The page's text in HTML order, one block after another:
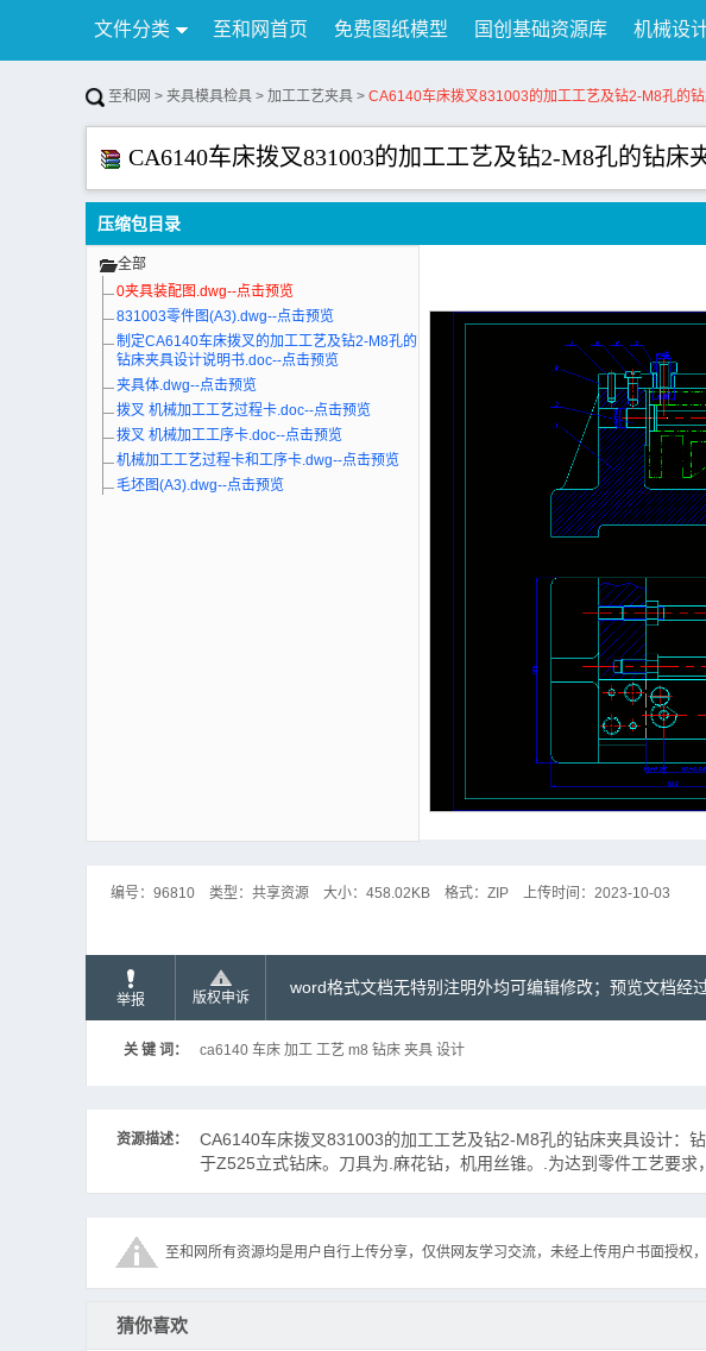
文件分类 至和网首页 免费图纸模型 国创基础资源库 机械设
行业资讯 公告 联系我们
至和网 > 夹具模具检具 > 加工工艺夹具 > CA6140车床拨叉831003的加工工艺及钻2-M8孔的
CA6140车床拨叉831003的加工工艺及钻2-M8孔的钻床
压缩包目录
全部
0夹具装配图.dwg--点击预览
831003零件图(A3).dwg--点击预览
制定CA6140车床拨叉的加工工艺及钻2-M8孔的
钻床夹具设计说明书.doc--点击预览
夹具体.dwg--点击预览
拨叉 机械加工工艺过程卡.doc--点击预览
拨叉 机械加工工序卡.doc--点击预览
机械加工工艺过程卡和工序卡.dwg--点击预览
毛坯图(A3).dwg--点击预览
编号： 96810 类型： 共享资源 大小： 458.02KB 格式： ZIP 上传时间： 2023-10-03
举报 版权申诉
word格式文档无特别注明外均可编辑修改；预览文档经
关 键 词： ca6140 车床 加工 工艺 m8 钻床 夹具 设计
资源描述：
CA6140车床拨叉831003的加工工艺及钻2-M8孔的钻床夹具设计：
于Z525立式钻床。刀具为.麻花钻，机用丝锥。.为达到零件工艺要求
至和网所有资源均是用户自行上传分享，仅供网友学习交流，未经上传用户书面授权，
猜你喜欢